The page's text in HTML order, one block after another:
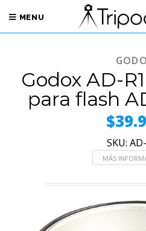
MENU
Godox AD-
para flash
SKU:
MÁS